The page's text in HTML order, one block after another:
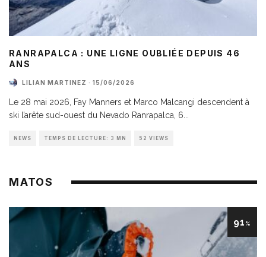
RANRAPALCA : UNE LIGNE OUBLIÉE DEPUIS 46
ANS
LILIAN MARTINEZ · 15/06/2026
Le 28 mai 2026, Fay Manners et Marco Malcangi descendent à
ski l’arête sud-ouest du Nevado Ranrapalca, 6
NEWS TEMPS DE LECTURE: 3 MN 52 VIEWS
MATOS
91 %